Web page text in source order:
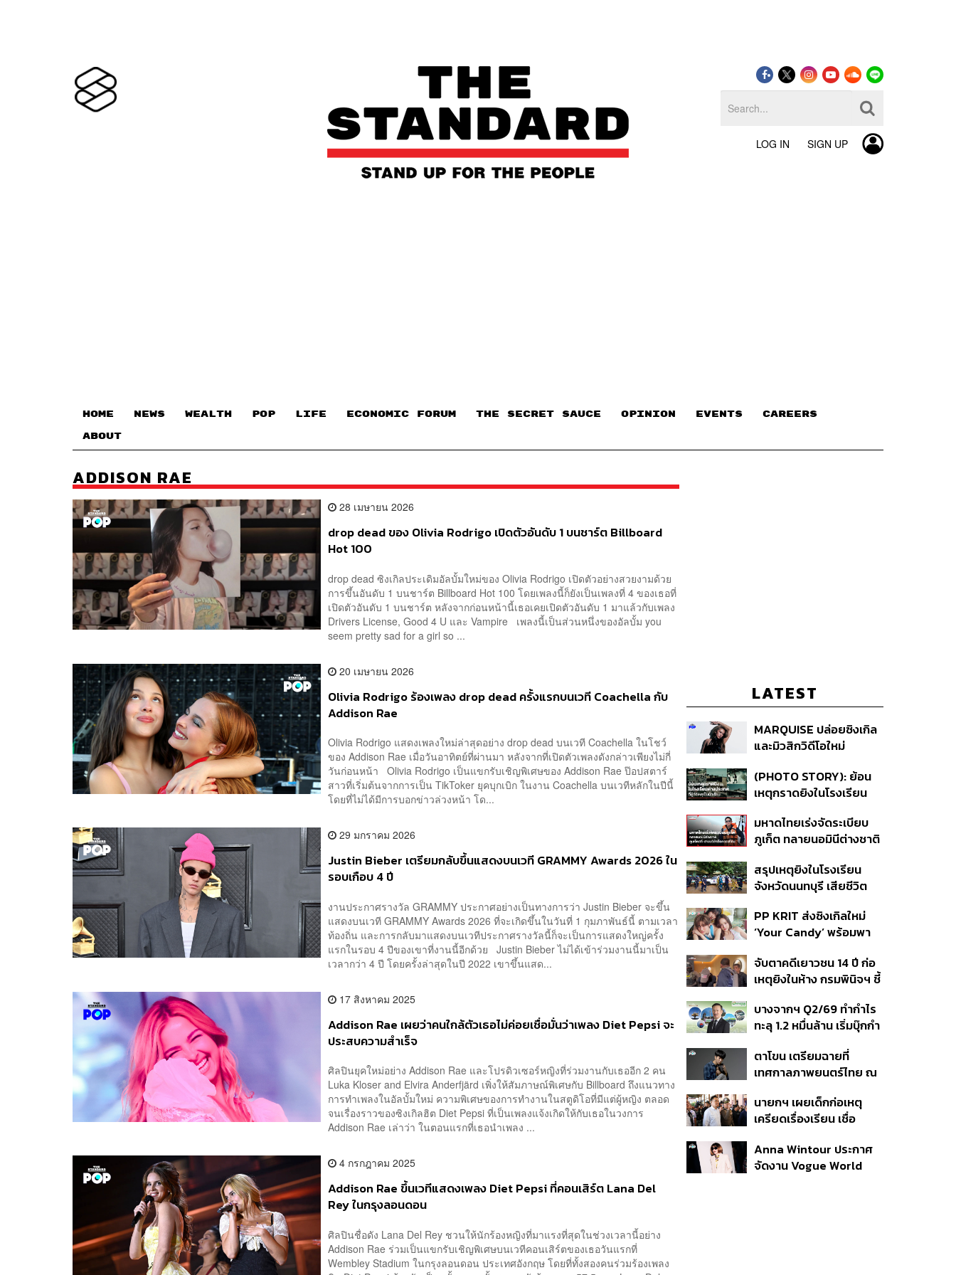
LOG IN SIGN UP
HOME NEWS WEALTH POP LIFE ECONOMIC FORUM THE SECRET SAUCE​ OPINION EVENTS CAREERS
ABOUT
ADDISON RAE
28 เมษายน 2026
drop dead ของ Olivia Rodrigo เปิดตัวอันดับ 1 บนชาร์ต Billboard
Hot 100
drop dead ซิงเกิลประเดิมอัลบั้มใหม่ของ Olivia Rodrigo เปิดตัวอย่างสวยงามด้วย
การขึ้นอันดับ 1 บนชาร์ต Billboard Hot 100 โดยเพลงนี้ก็ยังเป็นเพลงที่ 4 ของเธอที่
เปิดตัวอันดับ 1 บนชาร์ต หลังจากก่อนหน้านี้เธอเคยเปิดตัวอันดับ 1 มาแล้วกับเพลง
Drivers License, Good 4 U และ Vampire เพลงนี้เป็นส่วนหนึ่งของอัลบั้ม you
seem pretty sad for a girl so ...
20 เมษายน 2026
Olivia Rodrigo ร้องเพลง drop dead ครั้งแรกบนเวที Coachella กับ
Addison Rae
Olivia Rodrigo แสดงเพลงใหม่ล่าสุดอย่าง drop dead บนเวที Coachella ในโชว์
ของ Addison Rae เมื่อวันอาทิตย์ที่ผ่านมา หลังจากที่เปิดตัวเพลงดังกล่าวเพียงไม่กี่
วันก่อนหน้า Olivia Rodrigo เป็นแขกรับเชิญพิเศษของ Addison Rae ป๊อปสตาร์
สาวที่เริ่มต้นจากการเป็น TikToker ยุคบุกเบิก ในงาน Coachella บนเวทีหลักในปีนี้
โดยที่ไม่ได้มีการบอกข่าวล่วงหน้า โด...
29 มกราคม 2026
Justin Bieber เตรียมกลับขึ้นแสดงบนเวที GRAMMY Awards 2026 ใน
รอบเกือบ 4 ปี
งานประกาศรางวัล GRAMMY ประกาศอย่างเป็นทางการว่า Justin Bieber จะขึ้น
แสดงบนเวที GRAMMY Awards 2026 ที่จะเกิดขึ้นในวันที่ 1 กุมภาพันธ์นี้ ตามเวลา
ท้องถิ่น และการกลับมาแสดงบนเวทีประกาศรางวัลนี้ก็จะเป็นการแสดงใหญ่ครั้ง
แรกในรอบ 4 ปีของเขาที่งานนี้อีกด้วย Justin Bieber ไม่ได้เข้าร่วมงานนี้มาเป็น
เวลากว่า 4 ปี โดยครั้งล่าสุดในปี 2022 เขาขึ้นแสด...
17 สิงหาคม 2025
Addison Rae เผยว่าคนใกล้ตัวเธอไม่ค่อยเชื่อมั่นว่าเพลง Diet Pepsi จะ
ประสบความสำเร็จ
ศิลปินยุคใหม่อย่าง Addison Rae และโปรดิวเซอร์หญิงที่ร่วมงานกับเธออีก 2 คน
Luka Kloser and Elvira Anderfjärd เพิ่งให้สัมภาษณ์พิเศษกับ Billboard ถึงแนวทาง
การทำเพลงในอัลบั้มใหม่ ความพิเศษของการทำงานในสตูดิโอที่มีแต่ผู้หญิง ตลอด
จนเรื่องราวของซิงเกิลฮิต Diet Pepsi ที่เป็นเพลงแจ้งเกิดให้กับเธอในวงการ
Addison Rae เล่าว่า ในตอนแรกที่เธอนำเพลง ...
4 กรกฎาคม 2025
Addison Rae ขึ้นเวทีแสดงเพลง Diet Pepsi ที่คอนเสิร์ต Lana Del
Rey ในกรุงลอนดอน
ศิลปินชื่อดัง Lana Del Rey ชวนให้นักร้องหญิงที่มาแรงที่สุดในช่วงเวลานี้อย่าง
Addison Rae ร่วมเป็นแขกรับเชิญพิเศษบนเวทีคอนเสิร์ตของเธอวันแรกที่
Wembley Stadium ในกรุงลอนดอน ประเทศอังกฤษ โดยที่ทั้งสองคนร่วมร้องเพลง
LATEST
MARQUISE ปล่อยซิงเกิล
และมิวสิกวิดีโอใหม่
สัมพันธ์สุด Toxic
(PHOTO STORY): ย้อน
เหตุกราดยิงในโรงเรียน
นักเรียน
มหาดไทยเร่งจัดระเบียบ
ภูเก็ต ทลายนอมินีต่างชาติ
ที่ดิน เคลียร์ใบอนุญาต
โรงแรมค้าง 7 ปี
สรุปเหตุยิงในโรงเรียน
จังหวัดนนทบุรี เสียชีวิต
ปมค้นประวัติคดีกราดยิงที่
สหรัฐฯ
PP KRIT ส่งซิงเกิลใหม่
‘Your Candy’ พร้อมพา
สิกวิดีโอ
จับตาคดีเยาวชน 14 ปี ก่อ
เหตุยิงในห้าง กรมพินิจฯ ชี้
เนื่อง ประเมินปล่อยตัว
บางจากฯ Q2/69 ทำกำไร
ทะลุ 1.2 หมื่นล้าน เริ่มบุ๊กกำ
แรก หนุนรายได้ครึ่งปีทะลุ
3.2 แสนล้าน
ตาโขน เตรียมฉายที่
เทศกาลภาพยนตร์ไทย ณ
นายกฯ เผยเด็กก่อเหตุ
เครียดเรื่องเรียน เชื่อ
กระสุนอีกกว่า 30 นัด หาก
ไม่จบชีวิตตัวเองอาจสูญ
Anna Wintour ประกาศ
จัดงาน Vogue World